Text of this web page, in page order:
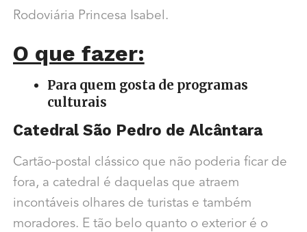
Rodoviária Princesa Isabel.
O que fazer:
Para quem gosta de programas
culturais
Catedral São Pedro de Alcântara
Cartão-postal clássico que não poderia ficar de
fora, a catedral é daquelas que atraem
incontáveis olhares de turistas e também
moradores. E tão belo quanto o exterior é o